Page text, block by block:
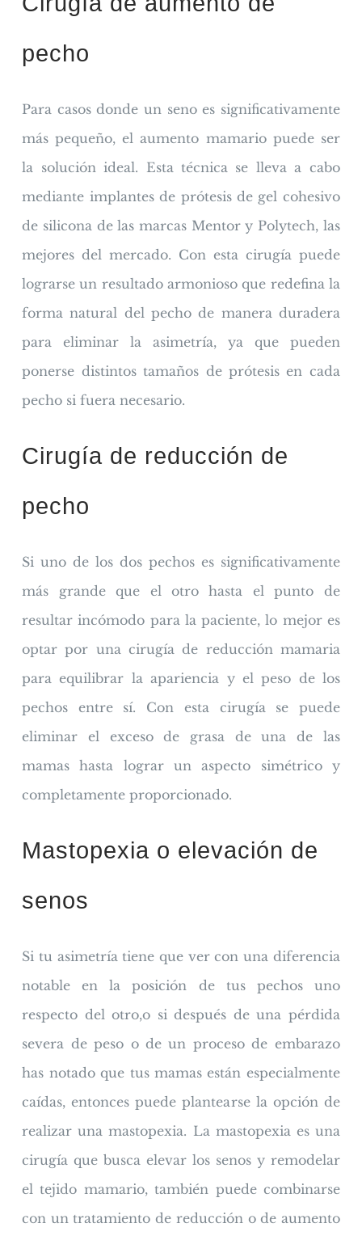
pecho
Para casos donde un seno es significativamente
más pequeño, el aumento mamario puede ser
la solución ideal. Esta técnica se lleva a cabo
mediante implantes de prótesis de gel cohesivo
de silicona de las marcas Mentor y Polytech, las
mejores del mercado. Con esta cirugía puede
lograrse un resultado armonioso que redefina la
forma natural del pecho de manera duradera
para eliminar la asimetría, ya que pueden
ponerse distintos tamaños de prótesis en cada
pecho si fuera necesario.
Cirugía de reducción de
pecho
Si uno de los dos pechos es significativamente
más grande que el otro hasta el punto de
resultar incómodo para la paciente, lo mejor es
optar por una cirugía de reducción mamaria
para equilibrar la apariencia y el peso de los
pechos entre sí. Con esta cirugía se puede
eliminar el exceso de grasa de una de las
mamas hasta lograr un aspecto simétrico y
completamente proporcionado.
Mastopexia o elevación de
senos
Si tu asimetría tiene que ver con una diferencia
notable en la posición de tus pechos uno
respecto del otro,o si después de una pérdida
severa de peso o de un proceso de embarazo
has notado que tus mamas están especialmente
caídas, entonces puede plantearse la opción de
realizar una mastopexia. La mastopexia es una
cirugía que busca elevar los senos y remodelar
el tejido mamario, también puede combinarse
con un tratamiento de reducción o de aumento